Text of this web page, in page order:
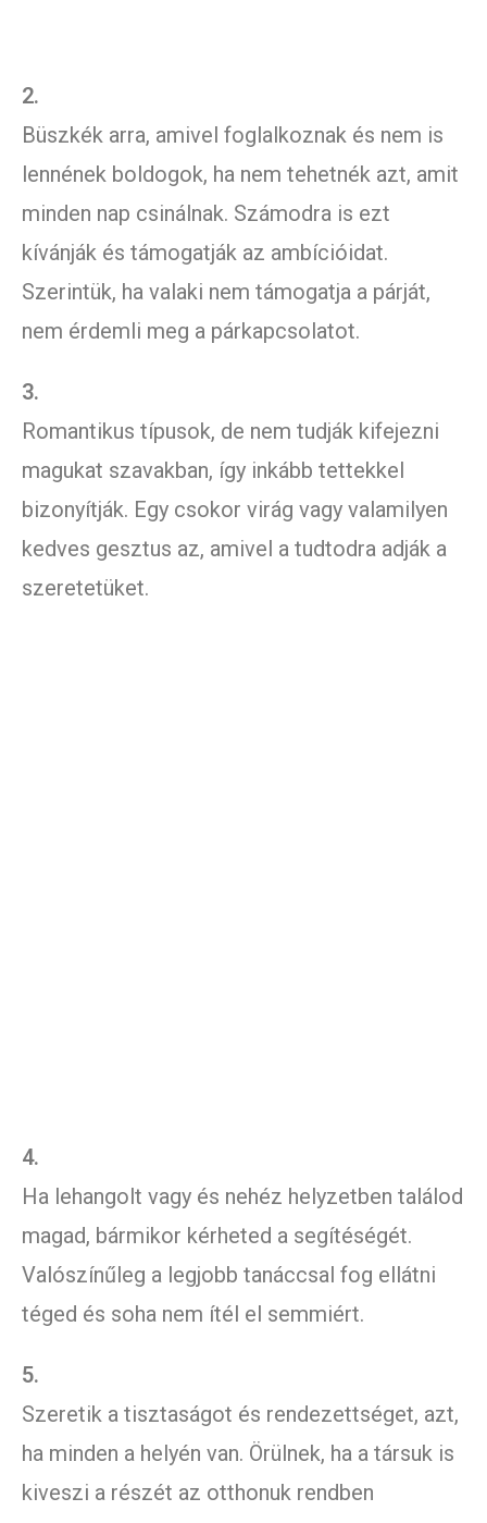
2.
Büszkék arra, amivel foglalkoznak és nem is
lennének boldogok, ha nem tehetnék azt, amit
minden nap csinálnak. Számodra is ezt
kívánják és támogatják az ambícióidat.
Szerintük, ha valaki nem támogatja a párját,
nem érdemli meg a párkapcsolatot.
3.
Romantikus típusok, de nem tudják kifejezni
magukat szavakban, így inkább tettekkel
bizonyítják. Egy csokor virág vagy valamilyen
kedves gesztus az, amivel a tudtodra adják a
szeretetüket.
4.
Ha lehangolt vagy és nehéz helyzetben találod
magad, bármikor kérheted a segítéségét.
Valószínűleg a legjobb tanáccsal fog ellátni
téged és soha nem ítél el semmiért.
5.
Szeretik a tisztaságot és rendezettséget, azt,
ha minden a helyén van. Örülnek, ha a társuk is
kiveszi a részét az otthonuk rendben